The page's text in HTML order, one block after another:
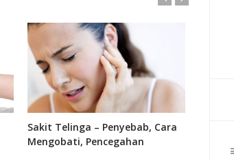
Sakit Telinga – Penyebab, Cara
Mengobati, Pencegahan